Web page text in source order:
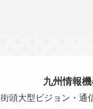
九州情報
街頭大型ビジョン・通